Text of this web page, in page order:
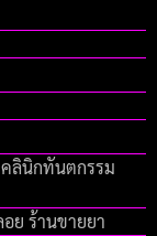
ลินิกทันตกรรม
ย ร้านขายยา